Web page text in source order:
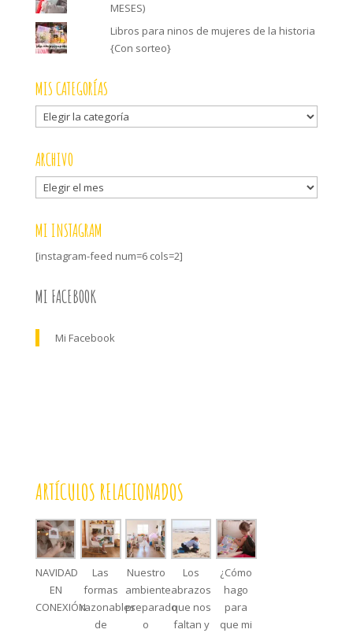
MESES)
Libros para ninos de mujeres de la historia
{Con sorteo}
MIS CATEGORÍAS
Mis
categorías
ARCHIVO
Archivo
MI INSTAGRAM
[instagram-feed num=6 cols=2]
MI FACEBOOK
Mi Facebook
ARTÍCULOS RELACIONADOS
NAVIDAD
EN
CONEXIÓN
Las
formas
razonables
de
Nuestro
ambiente
preparado
o
Los
abrazos
que nos
faltan y
¿Cómo
hago
para
que mi